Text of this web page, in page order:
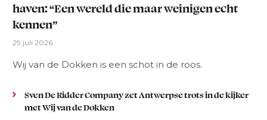
haven: “Een wereld die maar weinigen echt
kennen”
29 juli 2026
Wij van de Dokken is een schot in de roos.
Sven De Ridder Company zet Antwerpse trots in de kijker
met Wij van de Dokken